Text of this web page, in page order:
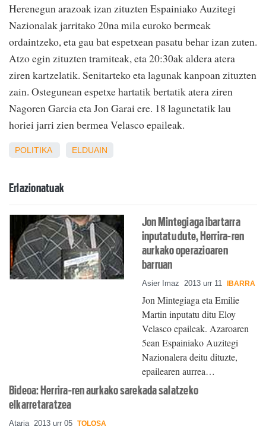
Herenegun arazoak izan zituzten Espainiako Auzitegi
Nazionalak jarritako 20na mila euroko bermeak
ordaintzeko, eta gau bat espetxean pasatu behar izan zuten.
Atzo egin zituzten tramiteak, eta 20:30ak aldera atera
ziren kartzelatik. Senitarteko eta lagunak kanpoan zituzten
zain. Ostegunean espetxe hartatik bertatik atera ziren
Nagoren Garcia eta Jon Garai ere. 18 lagunetatik lau
horiei jarri zien bermea Velasco epaileak.
POLITIKA ELDUAIN
Erlazionatuak
Jon Mintegiaga ibartarra
inputatu dute, Herrira-ren
aurkako operazioaren
barruan
Asier Imaz 2013 urr 11 IBARRA
Jon Mintegiaga eta Emilie
Martin inputatu ditu Eloy
Velasco epaileak. Azaroaren
5ean Espainiako Auzitegi
Nazionalera deitu dituzte,
epailearen aurrea…
Bideoa: Herrira-ren aurkako sarekada salatzeko
elkarretaratzea
Ataria 2013 urr 05 TOLOSA